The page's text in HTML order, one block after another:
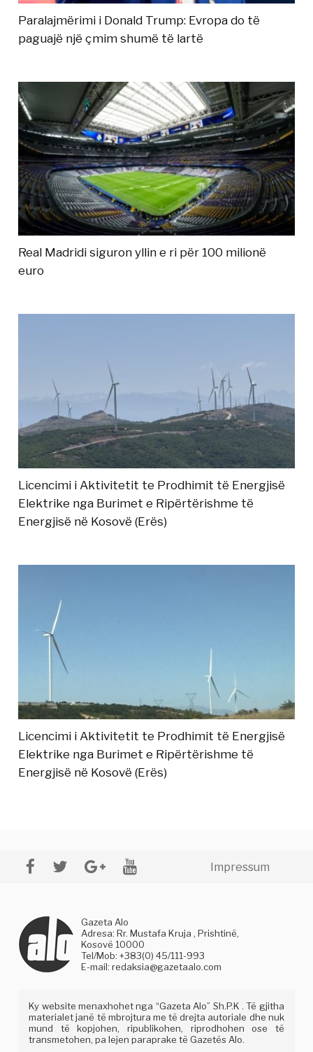
Paralajmërimi i Donald Trump: Evropa do të
paguajë një çmim shumë të lartë
Real Madridi siguron yllin e ri për 100 milionë
euro
Licencimi i Aktivitetit te Prodhimit të Energjisë
Elektrike nga Burimet e Ripërtërishme të
Energjisë në Kosovë (Erës)
Licencimi i Aktivitetit te Prodhimit të Energjisë
Elektrike nga Burimet e Ripërtërishme të
Energjisë në Kosovë (Erës)
Impressum
Gazeta Alo
Adresa: Rr. Mustafa Kruja , Prishtinë,
Kosovë 10000
Tel/Mob: +383(0) 45/111-993
E-mail:redaksia@gazetaalo.com
Ky website menaxhohet nga “Gazeta Alo” Sh.P.K . Të gjitha
materialet janë të mbrojtura me të drejta autoriale dhe nuk
mund të kopjohen, ripublikohen, riprodhohen ose të
transmetohen, pa lejen paraprake të Gazetës Alo.